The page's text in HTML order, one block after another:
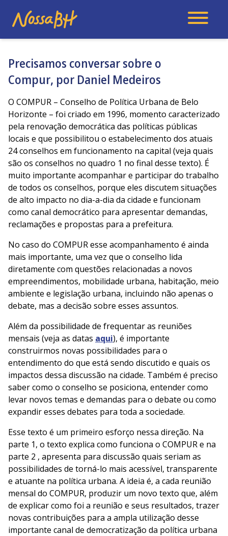
Precisamos conversar sobre o
Compur, por Daniel Medeiros
O COMPUR – Conselho de Política Urbana de Belo
Horizonte – foi criado em 1996, momento caracterizado
pela renovação democrática das políticas públicas
locais e que possibilitou o estabelecimento dos atuais
24 conselhos em funcionamento na capital (veja quais
são os conselhos no quadro 1 no final desse texto). É
muito importante acompanhar e participar do trabalho
de todos os conselhos, porque eles discutem situações
de alto impacto no dia-a-dia da cidade e funcionam
como canal democrático para apresentar demandas,
reclamações e propostas para a prefeitura.
No caso do COMPUR esse acompanhamento é ainda
mais importante, uma vez que o conselho lida
diretamente com questões relacionadas a novos
empreendimentos, mobilidade urbana, habitação, meio
ambiente e legislação urbana, incluindo não apenas o
debate, mas a decisão sobre esses assuntos.
Além da possibilidade de frequentar as reuniões
mensais (veja as datas aqui), é importante
construirmos novas possibilidades para o
entendimento do que está sendo discutido e quais os
impactos dessa discussão na cidade. Também é preciso
saber como o conselho se posiciona, entender como
levar novos temas e demandas para o debate ou como
expandir esses debates para toda a sociedade.
Esse texto é um primeiro esforço nessa direção. Na
parte 1, o texto explica como funciona o COMPUR e na
parte 2 , apresenta para discussão quais seriam as
possibilidades de torná-lo mais acessível, transparente
e atuante na política urbana. A ideia é, a cada reunião
mensal do COMPUR, produzir um novo texto que, além
de explicar como foi a reunião e seus resultados, trazer
novas contribuições para a ampla utilização desse
importante canal de democratização da política urbana